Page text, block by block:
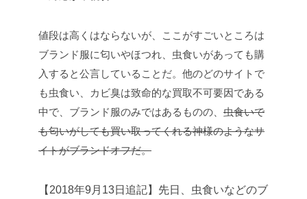
値段は高くはならないが、ここがすごいところは
ブランド服に匂いやほつれ、虫食いがあっても購
入すると公言していることだ。他のどのサイトで
も虫食い、カビ臭は致命的な買取不可要因である
中で、ブランド服のみではあるものの、 虫食いで
も匂いがしても買い取ってくれる神様のようなサ
イトがブランドオフだ。
【 2018年9 月 13日追記】先日、虫食いなどのブ